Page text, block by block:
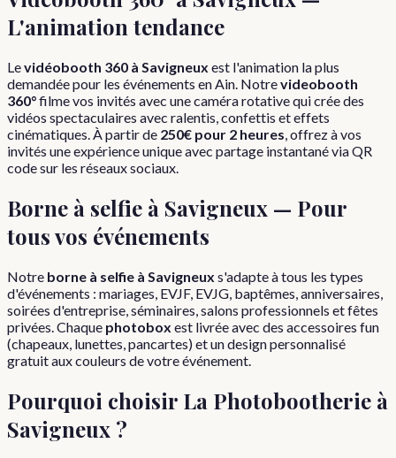
L'animation tendance
Levidéobooth 360 à Savigneux est l'animation la plus
demandée pour les événements enAin. Notrevideobooth
360°filme vos invités avec une caméra rotative qui crée des
vidéos spectaculaires avec ralentis, confettis et effets
cinématiques. À partir de 250€ pour 2 heures, offrez à vos
invités une expérience unique avec partage instantané via QR
code sur les réseaux sociaux.
Borne à selfie à Savigneux — Pour
tous vos événements
Notre borne à selfie à Savigneux s'adapte à tous les types
d'événements : mariages, EVJF, EVJG, baptêmes, anniversaires,
soirées d'entreprise, séminaires, salons professionnels et fêtes
privées. Chaque photobox est livrée avec des accessoires fun
(chapeaux, lunettes, pancartes) et un design personnalisé
gratuit aux couleurs de votre événement.
Pourquoi choisir La Photobootherie à
Savigneux ?